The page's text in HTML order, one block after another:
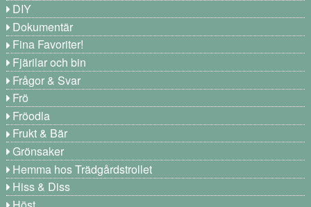
DIY
Dokumentär
Fina Favoriter!
Fjärilar och bin
Frågor & Svar
Frö
Fröodla
Frukt & Bär
Grönsaker
Hemma hos Trädgårdstrollet
Hiss & Diss